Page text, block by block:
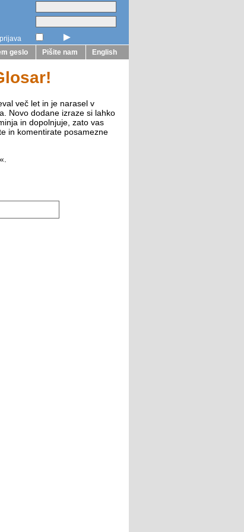
►
geslo Pišite nam English
več let in je narasel v
Novo dodane izraze si lahko
in dopolnjuje, zato vas
in komentirate posamezne
«.